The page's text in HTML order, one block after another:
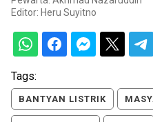
Editor: Heru Suyitno
Tags:
BANTYAN LISTRIK